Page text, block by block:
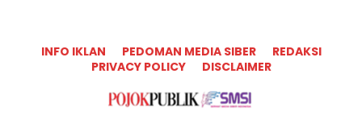
INFO IKLAN PEDOMAN MEDIA SIBER
REDAKSI
PRIVACY POLICY
DISCLAIMER